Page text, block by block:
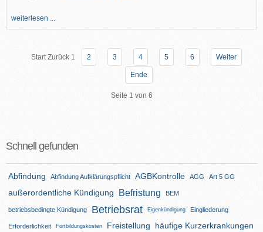
weiterlesen ...
Start Zurück 1 2 3 4 5 6 Weiter
Ende
Seite 1 von 6
Schnell gefunden
Abfindung Abfindung Aufklärungspflicht AGBKontrolle AGG Art 5 GG
außerordentliche Kündigung Befristung BEM
betriebsbedingte Kündigung Betriebsrat Eigenkündigung Eingliederung
Erforderlichkeit Fortbildungskosten Freistellung häufige Kurzerkrankungen